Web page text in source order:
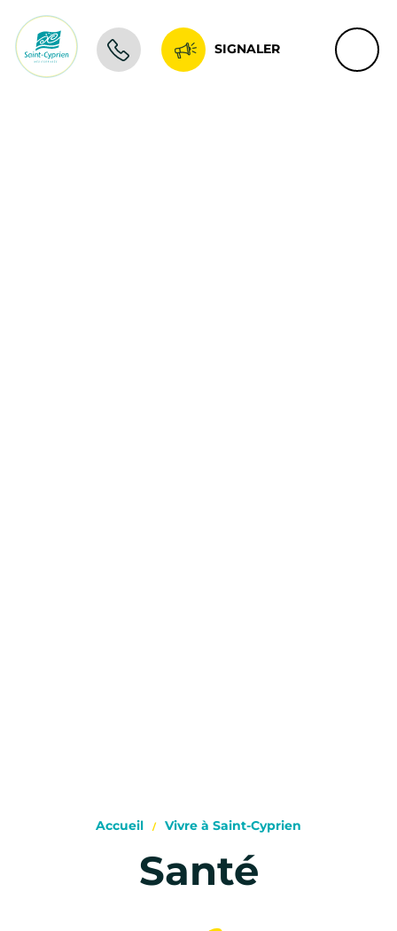
SIGNALER
Accueil Vivre à Saint-Cyprien
Santé